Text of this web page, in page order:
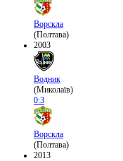
Ворскла
(Полтава)
2003
Водник
(Миколаїв)
0:3
Ворскла
(Полтава)
2013